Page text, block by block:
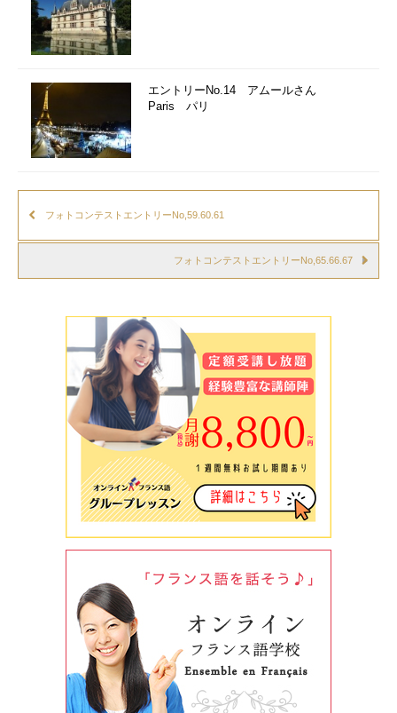
エントリーNo.14 アムールさん
Paris パリ
フォトコンテストエントリーNo,59.60.61
フォトコンテストエントリーNo,65.66.67